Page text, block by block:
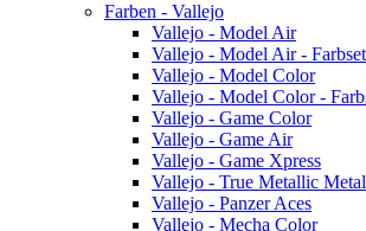
Farben - Vallejo
Vallejo - Model Air
Vallejo - Model Air -
Vallejo - Model Color
Vallejo - Model Color -
Vallejo - Game Color
Vallejo - Game Air
Vallejo - Game Xpress
Vallejo - True Metallic Metal
Vallejo - Panzer Aces
Vallejo - Mecha Color